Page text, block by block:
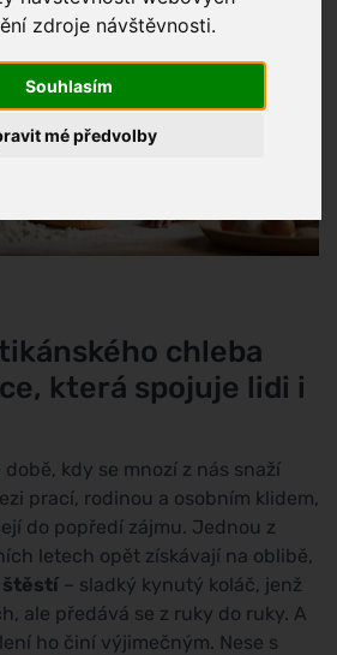
zdroje návštěvnosti.
Souhlasím
mé předvolby
chleba
která spojuje lidi i
kdy se mnozí z nás snaží
prací, rodinou a osobním klidem,
do popředí zájmu. Jednou z
letech opět získávají na oblibě,
štěstí – sladký kynutý koláč, jenž
ale předává se z ruky do ruky. A
ho činí výjimečným. Nese s